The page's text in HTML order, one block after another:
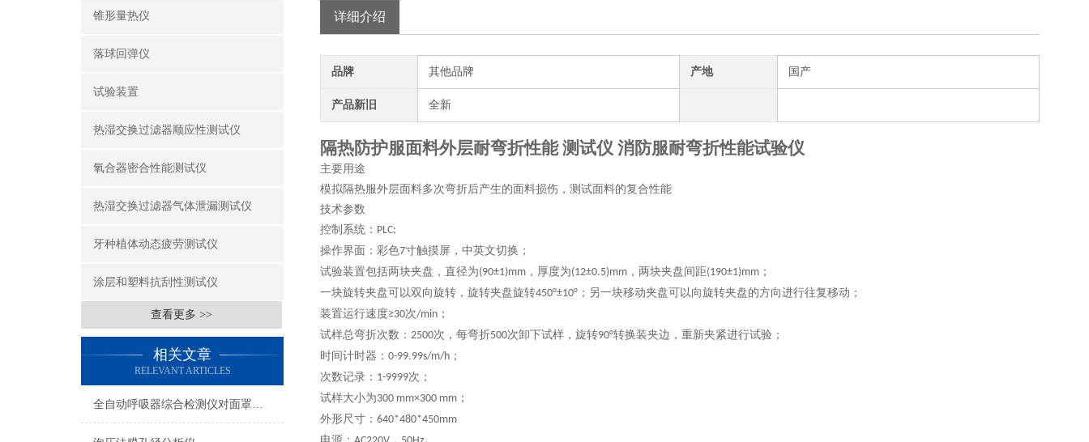
锥形量热仪
落球回弹仪
试验装置
热湿交换过滤器顺应性测试仪
氧合器密合性能测试仪
热湿交换过滤器气体泄漏测试仪
牙种植体动态疲劳测试仪
涂层和塑料抗刮性测试仪
查看更多 >>
相关文章
RELEVANT ARTICLES
全自动呼吸器综合检测仪对面罩泄漏率的定量检测方法
详细介绍
品牌 其他品牌 产地 国产
产品新旧 全新
隔热防护服面料外层耐弯折性能 测试仪 消防服耐弯折性能试验仪
主要用途
模拟隔热服外层面料多次弯折后产生的面料损伤，测试面料的复合性能
技术参数
控制系统： PLC;
操作界面：彩色7寸触摸屏，中英文切换；
试验装置包括两块夹盘，直径为(90±1)mm ，厚度为(12±0.5)mm ，两块夹盘间距(190±1)mm ；
一块旋转夹盘可以双向旋转，旋转夹盘旋转450°±10° ；另一块移动夹盘可以向旋转夹盘的方向进行往复移动；
装置运行速度≥30次/min ；
试样总弯折次数： 2500次，每弯折500次卸下试样，旋转90°转换装夹边，重新夹紧进行试验；
时间计时器： 0-99.99s/m/h ；
次数记录： 1-9999次；
试样大小为300 mm×300 mm ；
外形尺寸： 640*480*450mm